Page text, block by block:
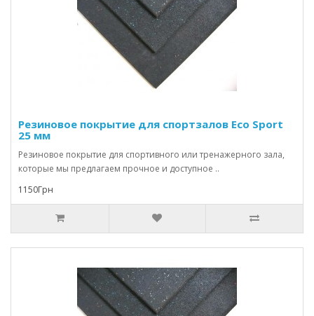
Резиновое покрытие для спортзалов Eco Sport
25 мм
Резиновое покрытие для спортивного или тренажерного зала,
которые мы предлагаем прочное и доступное ..
1150Грн